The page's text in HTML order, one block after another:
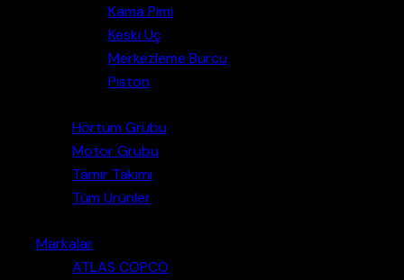
Kama Pimi
Keski Uç
Merkezleme Burcu
Piston
Hortum Grubu
Motor Grubu
Tamir Takımı
Tüm Ürünler
Markalar
ATLAS COPCO